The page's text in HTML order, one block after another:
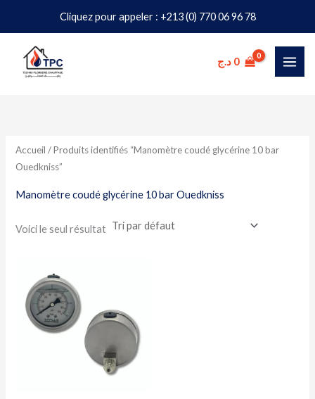
Cliquez pour appeler : +213 (0) 770 06 96 78
contenu
0 د.ج
Accueil / Produits identifiés “Manomètre coudé glycérine 10 bar
Ouedkniss”
Manomètre coudé glycérine 10 bar Ouedkniss
Voici le seul résultat